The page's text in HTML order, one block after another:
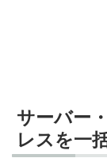
サーバー
レスを一